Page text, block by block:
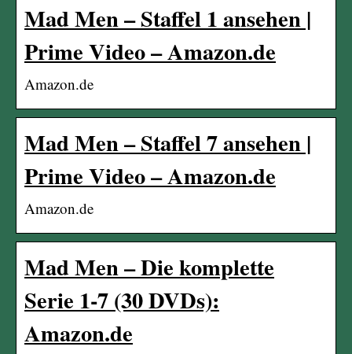
Mad Men – Staffel 1 ansehen |
Prime Video – Amazon.de
Amazon.de
Mad Men – Staffel 7 ansehen |
Prime Video – Amazon.de
Amazon.de
Mad Men – Die komplette
Serie 1-7 (30 DVDs):
Amazon.de